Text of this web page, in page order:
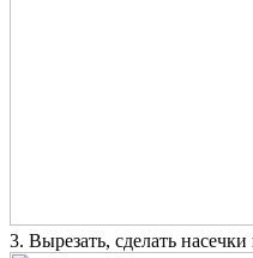
3. Вырезать, сделать насечки